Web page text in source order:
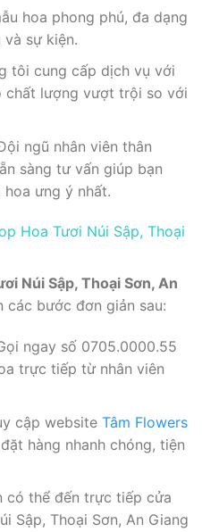
hoa phong phú, đa dạng
sự kiện.
tôi cung cấp dịch vụ với
chất lượng vượt trội so với
ngũ nhân viên thân
sàng tư vấn giúp bạn
ưng ý nhất.
Hoa Tươi Núi Sập, Thoại
Núi Sập, Thoại Sơn, An
các bước đơn giản sau:
ngay số 0705.0000.55
trực tiếp từ nhân viên
cập website Tâm Flowers
hàng nhanh chóng, tiện
có thể đến trực tiếp cửa
Sập, Thoại Sơn, An Giang